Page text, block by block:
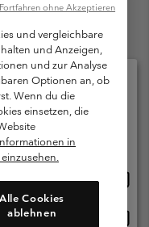
1, 5101
Garantie
Programms
18:00 Uhr
und vergleichbare
und Anzeigen,
und zur Analyse
Optionen an, ob
Wenn du die
einsetzen, die
in
Alle Cookies
ablehnen
Fortfahren ohne Akzeptieren
und Ihre Sprache